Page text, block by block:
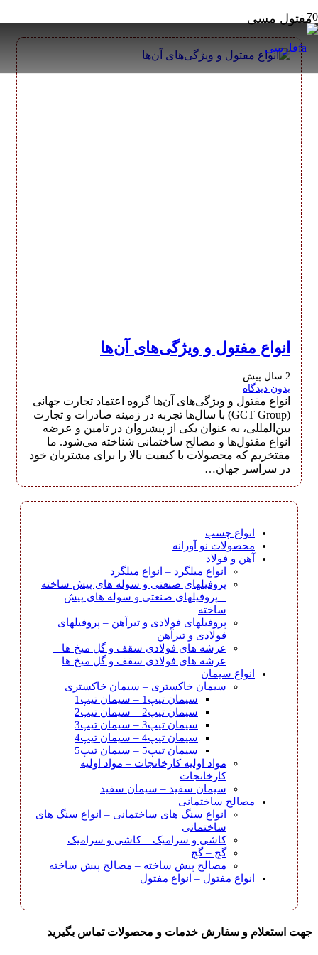
فارسی
مفتول مسی
انواع مفتول و ویژگی‌های آن‌ها
2 سال پیش
بدون دیدگاه
انواع مفتول و ویژگی‌های آن‌ها گروه اعتماد تجارت جهانی
(GCT Group) با سال‌ها تجربه در زمینه صادرات و تجارت
بین‌المللی، به عنوان یکی از پیشروان در تامین و عرضه
انواع مفتول‌ها و مصالح ساختمانی شناخته می‌شود. ما
مفتخریم که محصولات با کیفیت بالا را برای مشتریان خود
در سراسر جهان…
انواع چسب
محصولات نو آورانه
آهن و فولاد
انواع میلگرد – انواع میلگرد
پروفیلهای صنعتی و سوله های پیش ساخته
– پروفیلهای صنعتی و سوله های پیش
ساخته
پروفیلهای فولادی و تیرآهن – پروفیلهای
فولادی و تیرآهن
عرشه های فولادی سقف و گل میخ ها –
عرشه های فولادی سقف و گل میخ ها
انواع سیمان
سیمان خاکستری – سیمان خاکستری
سیمان تیپ1
– سیمان تیپ1
سیمان تیپ2
– سیمان تیپ2
سیمان تیپ3
– سیمان تیپ3
سیمان تیپ4
– سیمان تیپ4
سیمان تیپ5
– سیمان تیپ5
مواد اولیه کارخانجات – مواد اولیه
کارخانجات
سیمان سفید – سیمان سفید
مصالح ساختمانی
انواع سنگ های ساختمانی – انواع سنگ های
ساختمانی
کاشی و سرامیک –کاشی و سرامیک
گچ –گچ
مصالح پیش ساخته – مصالح پیش ساخته
انواع مفتول – انواع مفتول
جهت استعلام و سفارش خدمات و محصولات تماس بگیرید